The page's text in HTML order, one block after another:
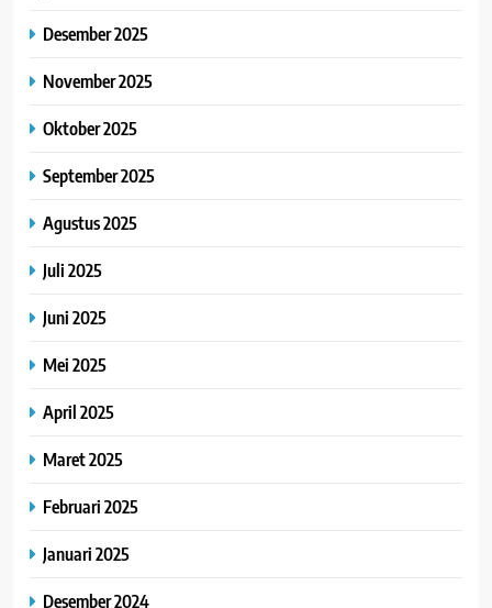
Desember 2025
November 2025
Oktober 2025
September 2025
Agustus 2025
Juli 2025
Juni 2025
Mei 2025
April 2025
Maret 2025
Februari 2025
Januari 2025
Desember 2024